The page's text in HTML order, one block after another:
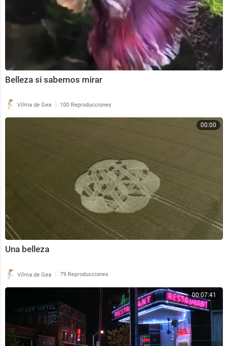
Belleza si sabemos mirar
Vilma de Gea | 100 Reproducciones
00:00
Una belleza
Vilma de Gea | 79 Reproducciones
00:07:41